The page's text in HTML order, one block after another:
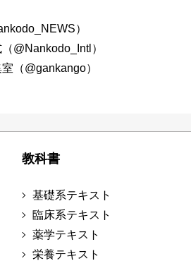
）
@Nankodo_Intl）
（@gankango）
教科書
基礎系テキスト
臨床系テキスト
薬学テキスト
栄養テキスト